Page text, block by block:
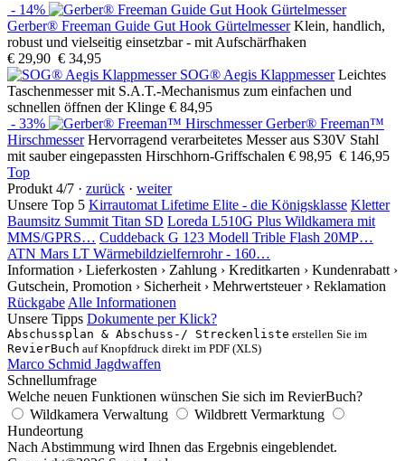
- 14%
Gerber® Freeman Guide Gut Hook Gürtelmesser Klein, handlich,
robust und vielseitig einsetzbar - mit Aufschärfhaken
€ 29,90 € 34,95
SOG® Aegis Klappmesser Leichtes
Taschenmesser mit S.A.T.-Mechanismus zum einfachen und
schnellen öffnen der Klinge € 84,95
- 33%
Gerber® Freeman™
Hirschmesser Hervorragend verarbeitetes Messer aus S30V Stahl
mit sauber eingepassten Hirschhorn-Griffschalen € 98,95 € 146,95
Top
Produkt 4/7 · zurück · weiter
Unsere Top 5 Kirrautomat Lifetime Elite - die Königsklasse Kletter
Baumsitz Summit Titan SD Loreda L510G Plus Wildkamera mit
MMS/GPRS… Cuddeback G 123 Modell Trible Flash 20MP…
ATN Mars LT Wärmebildzielfernrohr - 160…
Information › Lieferkosten › Zahlung › Kreditkarten › Kundenrabatt ›
Gutschein, Promotion › Sicherheit › Mehrwertsteuer › Reklamation
Rückgabe Alle Informationen
Unsere Tipps Dokumente per Klick?
Abschussplan & Abschuss-/ Streckenliste erstellen Sie im
RevierBuch auf Knopfdruck direkt im PDF (XLS)
Marco Schmid Jagdwaffen
Schnellumfrage
Welche neuen Funktionen wünschen Sie sich im RevierBuch?
Wildkamera Verwaltung
Wildbrett Vermarktung
Hundeortung
Nach Abstimmung wird Ihnen das Ergebnis eingeblendet.